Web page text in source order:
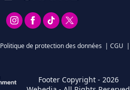
Politique de protection des données | CGU |
Footer Copyright - 2026